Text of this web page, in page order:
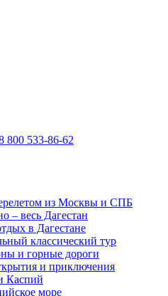
800 533-86-62
из Москвы и СПБ
– весь Дагестан
в Дагестане
классический тур
и горные дороги
и приключения
Каспий
море